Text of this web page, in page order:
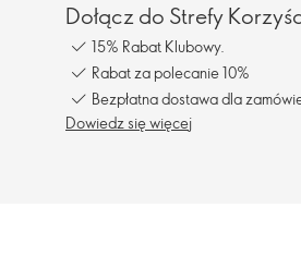
Dołącz do Strefy
15% Rabat Klubowy.
Rabat za polecanie 10%
Bezpłatna dostawa dla
Dowiedz się więcej